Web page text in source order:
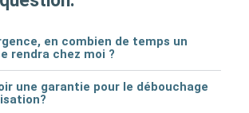
en combien de temps un
rendra chez moi ?
une garantie pour le débouchage